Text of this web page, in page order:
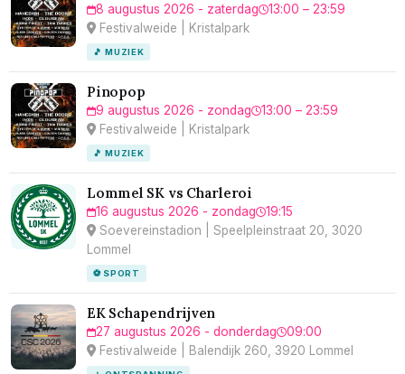
8 augustus 2026 - zaterdag
13:00 – 23:59
Festivalweide | Kristalpark
🎵 MUZIEK
Pinopop
9 augustus 2026 - zondag
13:00 – 23:59
Festivalweide | Kristalpark
🎵 MUZIEK
Lommel SK vs Charleroi
16 augustus 2026 - zondag
19:15
Soevereinstadion | Speelpleinstraat 20, 3020
Lommel
⚽ SPORT
EK Schapendrijven
27 augustus 2026 - donderdag
09:00
Festivalweide | Balendijk 260, 3920 Lommel